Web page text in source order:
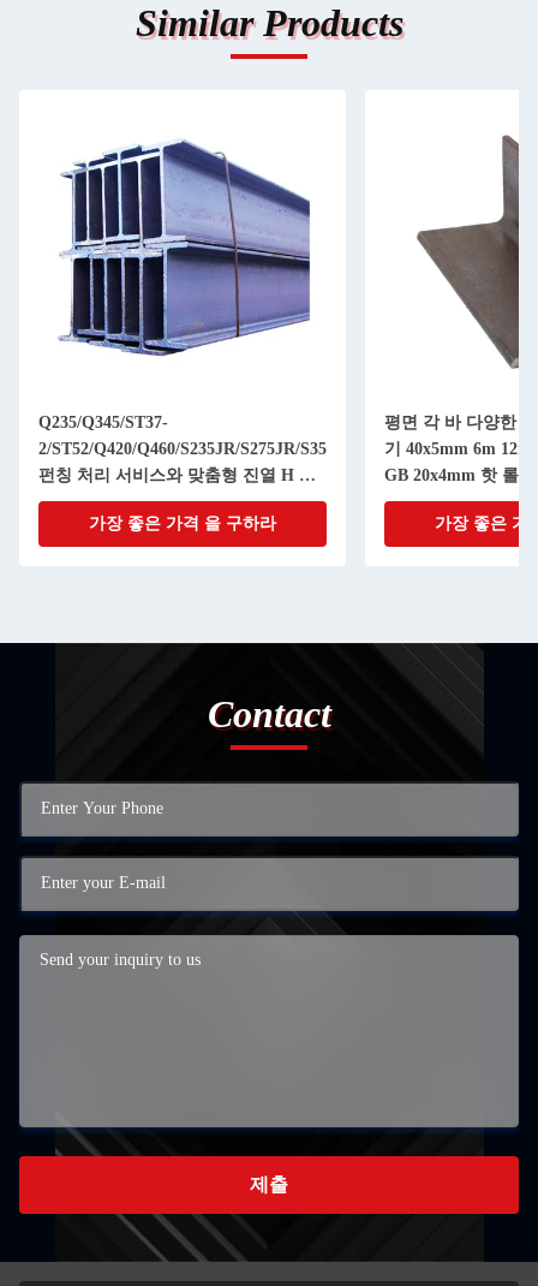
Similar Products
Q235/Q345/ST37-
2/ST52/Q420/Q460/S235JR/S275JR/S355JR
펀칭 처리 서비스와 맞춤형 진열 H 빔
스틸
가장 좋은 가격 을 구하라
평면 각 바 다양한
기 40x5mm 6m
GB 20x4mm 핫 롤
가장 좋은 가
Contact
제출